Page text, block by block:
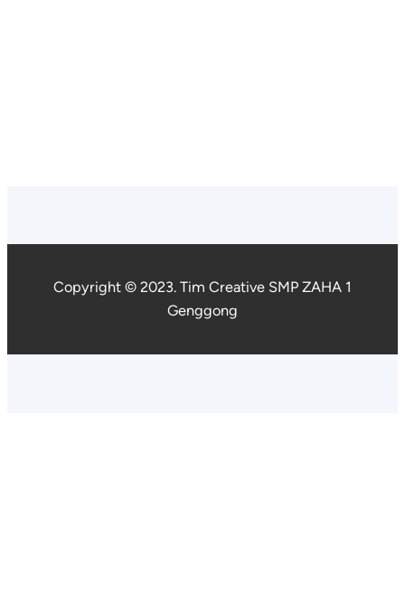
Copyright © 2023. Tim Creative SMP ZAHA 1
Genggong